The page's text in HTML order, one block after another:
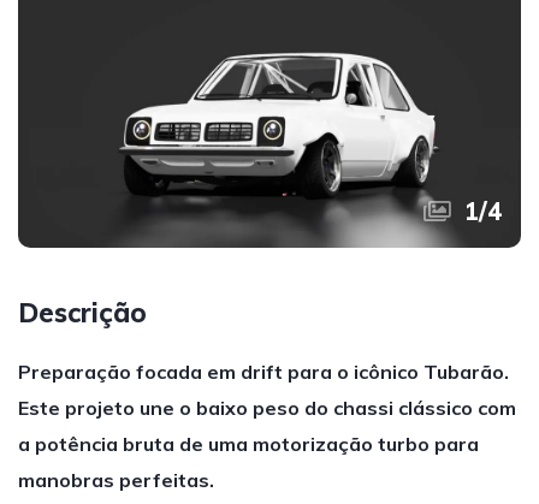
1/4
Descrição
Preparação focada em drift para o icônico Tubarão.
Este projeto une o baixo peso do chassi clássico com
a potência bruta de uma motorização turbo para
manobras perfeitas.